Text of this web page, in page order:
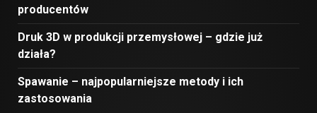
producentów
Druk 3D w produkcji przemysłowej – gdzie już
działa?
Spawanie – najpopularniejsze metody i ich
zastosowania